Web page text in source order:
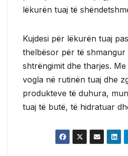
lëkurën tuaj të
Kujdesi për lëkurën tuaj
thelbësor për të shmangur
shtrëngimit dhe tharjes.
vogla në rutinën tuaj dhe
produkteve të duhura,
tuaj të butë, të hidratuar